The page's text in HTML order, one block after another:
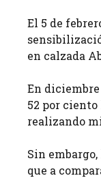
El 5 de
en calzada
En diciembre
52 por
realizando
Sin
que a